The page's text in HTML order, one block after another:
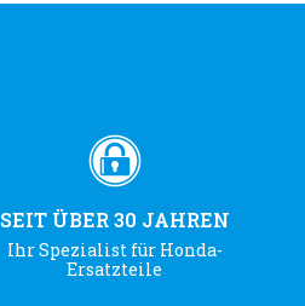
SEIT ÜBER 30 JAHREN
Ihr Spezialist für Honda-
Ersatzteile